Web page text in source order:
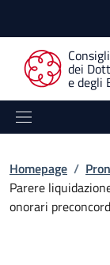
dei
e degli
Homepage /
Parere
onorari